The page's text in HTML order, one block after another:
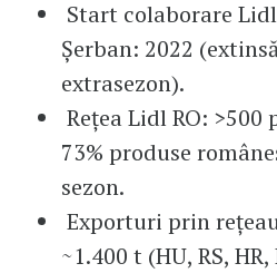
Start colaborare
Șerban: 2022
extrasezon).
Rețea Lidl RO:
73% produse
sezon.
Exporturi prin
~1.400 t (HU, RS, HR,